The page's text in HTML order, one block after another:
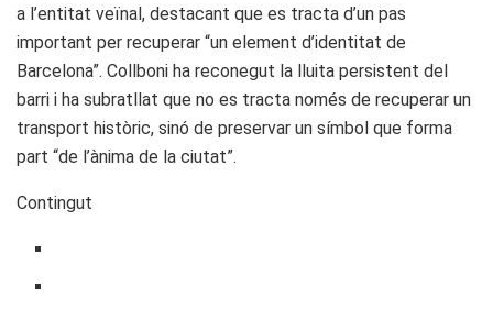
a l’entitat veïnal, destacant que es tracta d’un pas
important per recuperar “un element d’identitat de
Barcelona”. Collboni ha reconegut la lluita persistent del
barri i ha subratllat que no es tracta només de recuperar un
transport històric, sinó de preservar un símbol que forma
part “de l’ànima de la ciutat”.
Contingut